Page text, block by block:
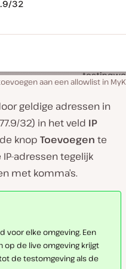
aan een allowlist in
geldige adressen in
32) in het veld IP
knop Toevoegen te
adressen tegelijk
met komma’s.
voor elke omgeving. Een
op de live omgeving krijgt
de testomgeving als de